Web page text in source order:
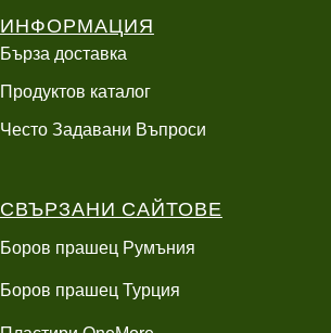
ИНФОРМАЦИЯ
Бърза доставка
Продуктов каталог
Често Задавани Въпроси
СВЪРЗАНИ САЙТОВЕ
Боров прашец Румъния
Боров прашец Турция